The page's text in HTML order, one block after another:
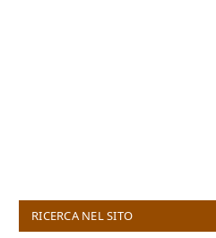
RICERCA NEL SITO